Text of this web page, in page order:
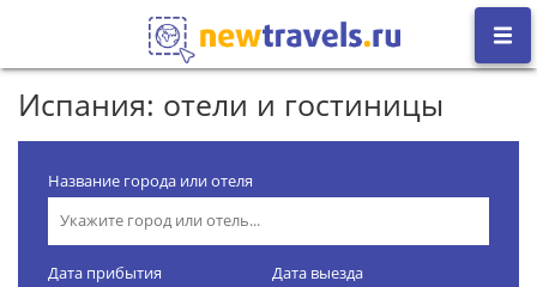
Испания: отели и гостиницы
Название города или отеля
Дата прибытия Дата выезда